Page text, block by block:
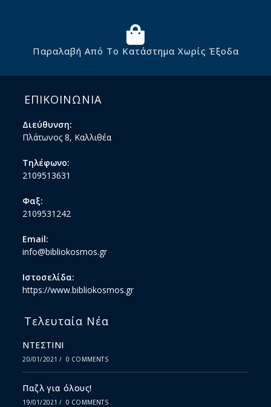
Παραλαβή Από Το Κατάστημα Χωρίς Έξοδα
ΕΠΙΚΟΙΝΩΝΙΑ
Διεύθυνση:
Πλάτωνος 8, Καλλιθέα
Τηλέφωνο:
2109513631
Φαξ:
2109531242
Email:
info@bibliokosmos.gr
Ιστοσελίδα:
https://www.bibliokosmos.gr
Τελευταία Νέα
ΝΤΕΣΤΙΝΙ
20/01/2021 / 0 COMMENTS
Παζλ για όλους!
19/01/2021 / 0 COMMENTS